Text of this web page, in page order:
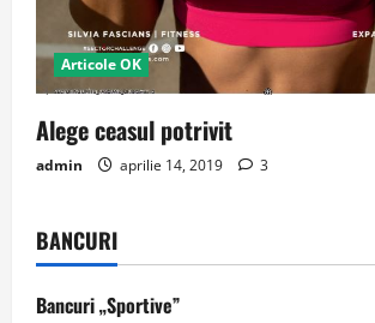
Articole OK
Alege ceasul potrivit
admin aprilie 14, 2019 3
BANCURI
Bancuri „Sportive”